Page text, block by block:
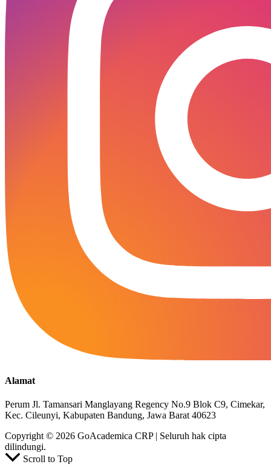
Alamat
Perum Jl. Tamansari Manglayang Regency No.9 Blok C9, Cimekar,
Kec. Cileunyi, Kabupaten Bandung, Jawa Barat 40623
Copyright © 2026 GoAcademica CRP | Seluruh hak cipta
dilindungi.
Scroll to Top